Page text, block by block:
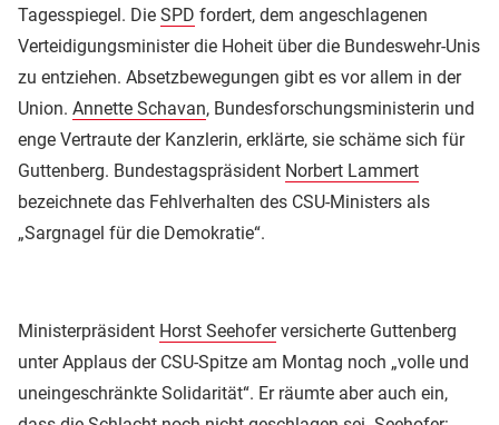
Tagesspiegel. Die SPD fordert, dem angeschlagenen
Verteidigungsminister die Hoheit über die Bundeswehr-Unis
zu entziehen. Absetzbewegungen gibt es vor allem in der
Union. Annette Schavan, Bundesforschungsministerin und
enge Vertraute der Kanzlerin, erklärte, sie schäme sich für
Guttenberg. Bundestagspräsident Norbert Lammert
bezeichnete das Fehlverhalten des CSU-Ministers als
„Sargnagel für die Demokratie“.
Ministerpräsident Horst Seehoferversicherte Guttenberg
unter Applaus der CSU-Spitze am Montag noch „volle und
uneingeschränkte Solidarität“. Er räumte aber auch ein,